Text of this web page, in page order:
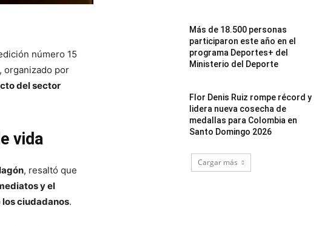
número 15
, organizado por
del sector
vida
, resaltó que
y el
ciudadanos.
Más de 18.500 personas
participaron este año en el
programa Deportes+ del
Ministerio del Deporte
Flor Denis Ruiz rompe récord y
lidera nueva cosecha de
medallas para Colombia en
Santo Domingo 2026
Cargar más